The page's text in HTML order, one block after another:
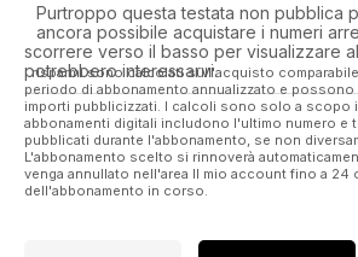
Purtroppo questa testata non pubblica
ancora possibile acquistare i numeri
scorrere verso il basso per visualizzare
potrebbero interessarvi.
I risparmi sono calcolati sull'acquisto
periodo di abbonamento annualizzato e possono
importi pubblicizzati. I calcoli sono solo a scopo
abbonamenti digitali includono l'ultimo numero e
pubblicati durante l'abbonamento, se non
L'abbonamento scelto si rinnoverà
venga annullato nell'area Il mio account fino a 24
dell'abbonamento in corso.